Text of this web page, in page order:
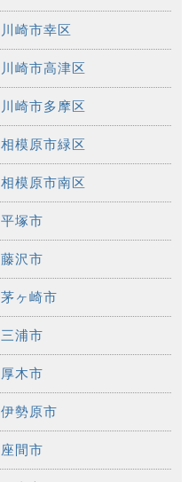
川崎市幸区
川崎市高津区
川崎市多摩区
相模原市緑区
相模原市南区
平塚市
藤沢市
茅ヶ崎市
三浦市
厚木市
伊勢原市
座間市